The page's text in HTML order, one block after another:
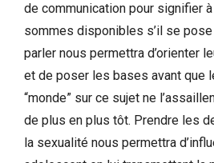
de communication pour signifier à
sommes disponibles s’il se
parler nous permettra d’orienter
et de poser les bases avant que
“monde” sur ce sujet ne
de plus en plus tôt. Prendre les
la sexualité nous permettra